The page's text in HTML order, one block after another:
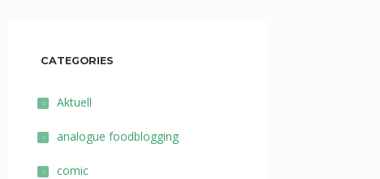
CATEGORIES
Aktuell
analogue foodblogging
comic